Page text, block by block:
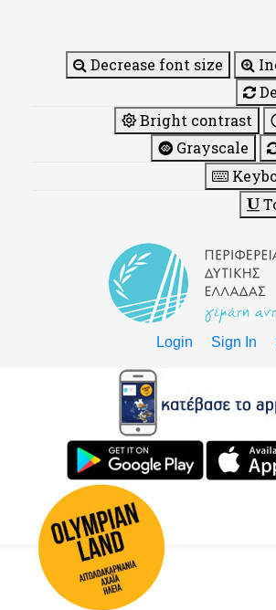
Decrease font size
Bright contrast
Grayscale
Login Sign In